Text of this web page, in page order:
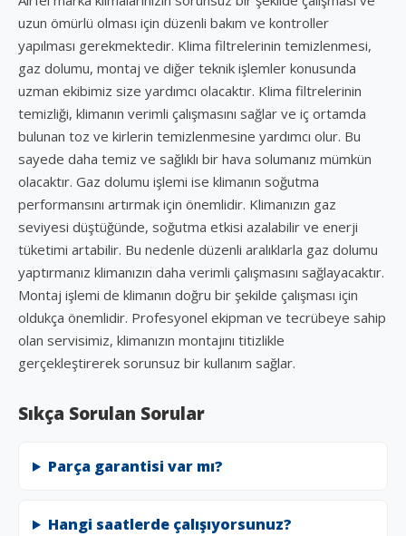
uzun ömürlü olması için düzenli bakım ve kontroller
yapılması gerekmektedir. Klima filtrelerinin temizlenmesi,
gaz dolumu, montaj ve diğer teknik işlemler konusunda
uzman ekibimiz size yardımcı olacaktır. Klima filtrelerinin
temizliği, klimanın verimli çalışmasını sağlar ve iç ortamda
bulunan toz ve kirlerin temizlenmesine yardımcı olur. Bu
sayede daha temiz ve sağlıklı bir hava solumanız mümkün
olacaktır. Gaz dolumu işlemi ise klimanın soğutma
performansını artırmak için önemlidir. Klimanızın gaz
seviyesi düştüğünde, soğutma etkisi azalabilir ve enerji
tüketimi artabilir. Bu nedenle düzenli aralıklarla gaz dolumu
yaptırmanız klimanızın daha verimli çalışmasını sağlayacaktır.
Montaj işlemi de klimanın doğru bir şekilde çalışması için
oldukça önemlidir. Profesyonel ekipman ve tecrübeye sahip
olan servisimiz, klimanızın montajını titizlikle
gerçekleştirerek sorunsuz bir kullanım sağlar.
Sıkça Sorulan Sorular
Parça garantisi var mı?
Hangi saatlerde çalışıyorsunuz?